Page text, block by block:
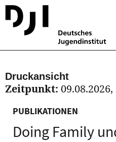
Druckansicht
Zeitpunkt:
PUBLIKATIONEN
Doing Family